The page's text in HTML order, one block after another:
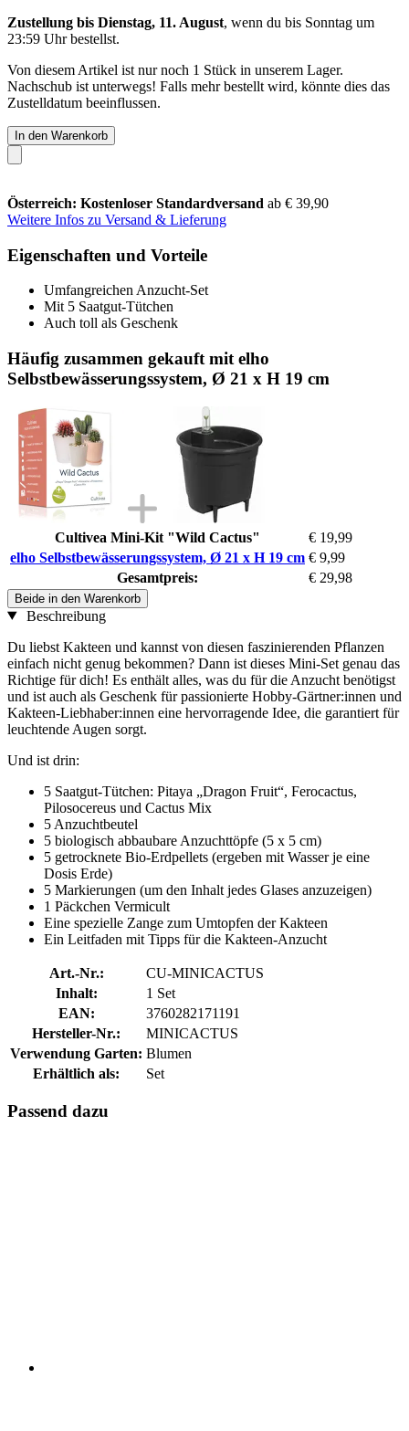
Zustellung bis Dienstag, 11. August, wenn du bis Sonntag um
23:59 Uhrbestellst.
Von diesem Artikel ist nur noch 1 Stück in unserem Lager.
Nachschub ist unterwegs! Falls mehr bestellt wird, könnte dies das
Zustelldatum beeinflussen.
In den Warenkorb
Österreich: Kostenloser Standardversand ab € 39,90
Weitere Infos zu Versand & Lieferung
Eigenschaften und Vorteile
Umfangreichen Anzucht-Set
Mit 5 Saatgut-Tütchen
Auch toll als Geschenk
Häufig zusammen gekauft mit elho
Selbstbewässerungssystem, Ø 21 x H 19 cm
Cultivea Mini-Kit "Wild Cactus"
€ 19,99
elho Selbstbewässerungssystem, Ø 21 x H 19 cm € 9,99
Gesamtpreis:
€ 29,98
Beide in den Warenkorb
Beschreibung
Du liebst Kakteen und kannst von diesen faszinierenden Pflanzen
einfach nicht genug bekommen? Dann ist dieses Mini-Set genau das
Richtige für dich! Es enthält alles, was du für die Anzucht benötigst
und ist auch als Geschenk für passionierte Hobby-Gärtner:innen und
Kakteen-Liebhaber:innen eine hervorragende Idee, die garantiert für
leuchtende Augen sorgt.
Und ist drin:
5 Saatgut-Tütchen: Pitaya „Dragon Fruit“, Ferocactus,
Pilosocereus und Cactus Mix
5 Anzuchtbeutel
5 biologisch abbaubare Anzuchttöpfe (5 x 5 cm)
5 getrocknete Bio-Erdpellets (ergeben mit Wasser je eine
Dosis Erde)
5 Markierungen (um den Inhalt jedes Glases anzuzeigen)
1 Päckchen Vermicult
Eine spezielle Zange zum Umtopfen der Kakteen
Ein Leitfaden mit Tipps für die Kakteen-Anzucht
Art.-Nr.:
CU-MINICACTUS
Inhalt:
1 Set
EAN:
3760282171191
Hersteller-Nr.:
MINICACTUS
Verwendung Garten: Blumen
Erhältlich als:
Set
Passend dazu